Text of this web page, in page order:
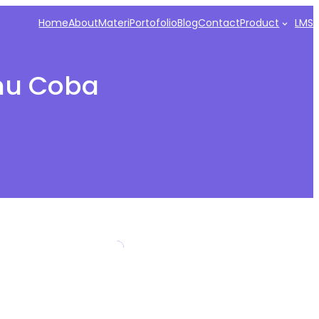
HomeAboutMateriPortofolioBlogContactProduct LMS
Coba